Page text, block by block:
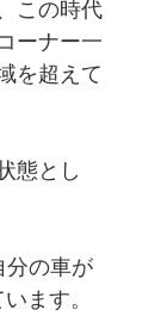
この時代
ーナー一
を超えて
態とし
分の車が
ます。